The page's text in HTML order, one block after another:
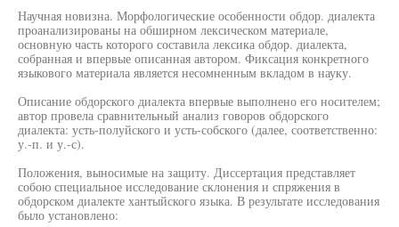
Научная новизна. Морфологические особенности обдор. диалекта
проанализированы на обширном лексическом материале,
основную часть которого составила лексика обдор. диалекта,
собранная и впервые описанная автором. Фиксация конкретного
языкового материала является несомненным вкладом в науку.
Описание обдорского диалекта впервые выполнено его носителем;
автор провела сравнительный анализ говоров обдорского
диалекта: усть-полуйского и усть-собского (далее, соответственно:
у.-п. и у.-с).
Положения, выносимые на защиту. Диссертация представляет
собою специальное исследование склонения и спряжения в
обдорском диалекте хантыйского языка. В результате исследования
было установлено: